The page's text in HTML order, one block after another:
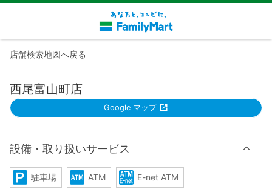
店舗検索地図へ戻る
西尾富山町店
Google マップ
設備・取り扱いサービス
駐車場 ATM E-net ATM